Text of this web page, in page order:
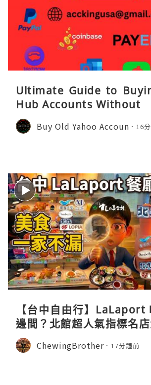
Ultimate Guide to
Hub Accounts Without
Buy Old Yahoo Accoun 16
【台中自由行】LaLaport
邊間？北館超人氣指標名
度實測日本直送「北丸」職
館 LOPIA 超市神級熟食區！
ChewingBrother 17分鐘前